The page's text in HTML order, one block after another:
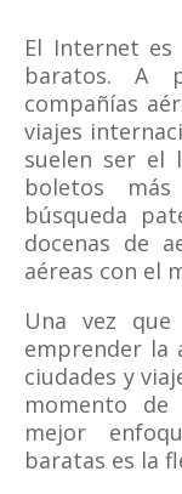
El Internet
baratos. A
compañías
viajes
suelen ser el
boletos
búsqueda
docenas de
aéreas con el
Una vez
emprender la
ciudades y
momento de
mejor
baratas es la